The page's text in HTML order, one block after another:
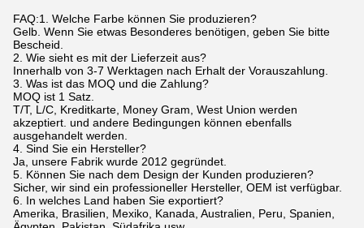
FAQ:1. Welche Farbe können Sie produzieren?
Gelb. Wenn Sie etwas Besonderes benötigen, geben Sie bitte
Bescheid.
2. Wie sieht es mit der Lieferzeit aus?
Innerhalb von 3-7 Werktagen nach Erhalt der Vorauszahlung.
3. Was ist das MOQ und die Zahlung?
MOQ ist 1 Satz.
T/T, L/C, Kreditkarte, Money Gram, West Union werden
akzeptiert. und andere Bedingungen können ebenfalls
ausgehandelt werden.
4. Sind Sie ein Hersteller?
Ja, unsere Fabrik wurde 2012 gegründet.
5. Können Sie nach dem Design der Kunden produzieren?
Sicher, wir sind ein professioneller Hersteller, OEM ist verfügbar.
6. In welches Land haben Sie exportiert?
Amerika, Brasilien, Mexiko, Kanada, Australien, Peru, Spanien,